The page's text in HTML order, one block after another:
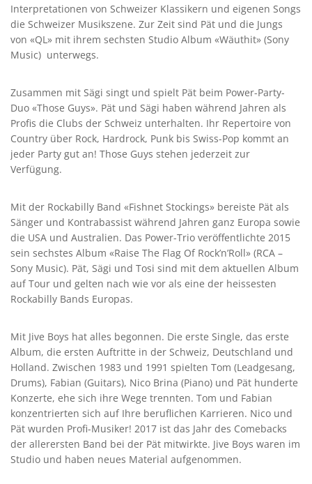
Interpretationen von Schweizer Klassikern und eigenen Songs
die Schweizer Musikszene. Zur Zeit sind Pät und die Jungs
von «QL» mit ihrem sechsten Studio Album «Wäuthit» (Sony
Music) unterwegs.
Zusammen mit Sägi singt und spielt Pät beim Power-Party-
Duo «Those Guys». Pät und Sägi haben während Jahren als
Profis die Clubs der Schweiz unterhalten. Ihr Repertoire von
Country über Rock, Hardrock, Punk bis Swiss-Pop kommt an
jeder Party gut an! Those Guys stehen jederzeit zur
Verfügung.
Mit der Rockabilly Band «Fishnet Stockings» bereiste Pät als
Sänger und Kontrabassist während Jahren ganz Europa sowie
die USA und Australien. Das Power-Trio veröffentlichte 2015
sein sechstes Album «Raise The Flag Of Rock’n’Roll» (RCA –
Sony Music). Pät, Sägi und Tosi sind mit dem aktuellen Album
auf Tour und gelten nach wie vor als eine der heissesten
Rockabilly Bands Europas.
Mit Jive Boys hat alles begonnen. Die erste Single, das erste
Album, die ersten Auftritte in der Schweiz, Deutschland und
Holland. Zwischen 1983 und 1991 spielten Tom (Leadgesang,
Drums), Fabian (Guitars), Nico Brina (Piano) und Pät hunderte
Konzerte, ehe sich ihre Wege trennten. Tom und Fabian
konzentrierten sich auf Ihre beruflichen Karrieren. Nico und
Pät wurden Profi-Musiker! 2017 ist das Jahr des Comebacks
der allerersten Band bei der Pät mitwirkte. Jive Boys waren im
Studio und haben neues Material aufgenommen.